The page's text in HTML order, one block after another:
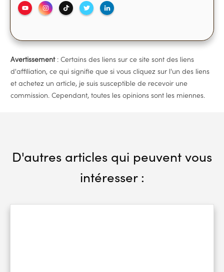
Avertissement : Certains des liens sur ce site sont des liens
d'affiliation, ce qui signifie que si vous cliquez sur l'un des liens
et achetez un article, je suis susceptible de recevoir une
commission. Cependant, toutes les opinions sont les miennes.
D'autres articles qui peuvent vous
intéresser :